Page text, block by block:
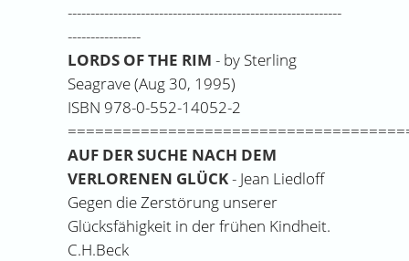
------------------------------------------------------------
----------------
LORDS OF THE RIM - by Sterling
Seagrave (Aug 30, 1995)
ISBN 978-0-552-14052-2
AUF DER SUCHE NACH DEM
VERLORENEN GLÜCK- Jean Liedloff
Gegen die Zerstörung unserer
Glücksfähigkeit in der frühen Kindheit.
C.H.Beck